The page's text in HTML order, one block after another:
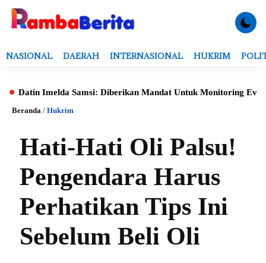
NASIONAL DAERAH INTERNASIONAL HUKRIM
Samsi: Diberikan Mandat Untuk Monitoring Evaluasi,
Beranda / Hukrim
Hati-Hati Oli Palsu!
Pengendara Harus
Perhatikan Tips Ini
Sebelum Beli Oli